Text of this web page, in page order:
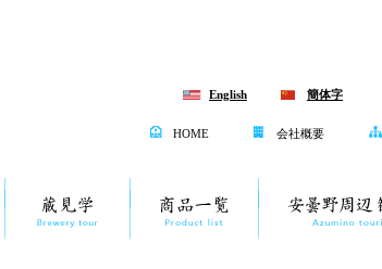
English 簡体字
HOME 会社概要